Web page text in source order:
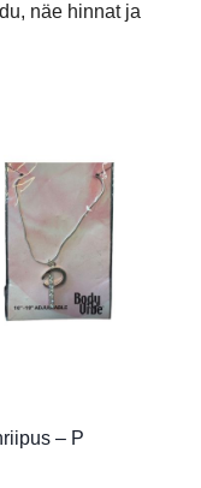
näe hinnat ja
– P